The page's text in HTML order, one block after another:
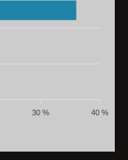
40 %
30 %